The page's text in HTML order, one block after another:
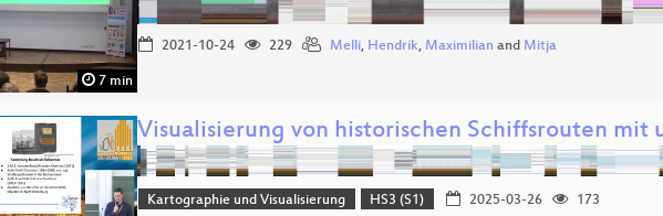
7 min
2021-10-24 229 Melli, Hendrik, Maximilian and Mitja
Visualisierung von historischen Schiffsrouten mit
Kartographie und Visualisierung HS3 (S1) 2025-03-26
173